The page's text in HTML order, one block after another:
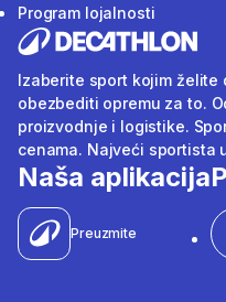
Program lojalnosti
Izaberite sport kojim želite
obezbediti opremu za to.
proizvodnje i logistike.
cenama. Najveći sportista
Naša aplikacija
Preuzmite